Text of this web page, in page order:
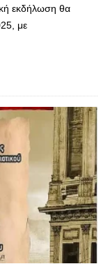
εκδήλωση θα
με